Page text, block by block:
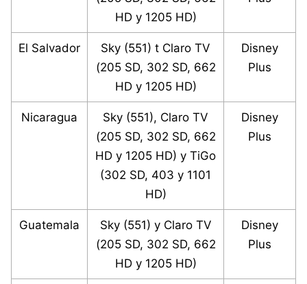
HD y 1205 HD)
El Salvador
Sky (551) t Claro TV
(205 SD, 302 SD, 662
HD y 1205 HD)
Disney
Plus
Nicaragua
Sky (551), Claro TV
(205 SD, 302 SD, 662
HD y 1205 HD) y TiGo
(302 SD, 403 y 1101
HD)
Disney
Plus
Guatemala
Sky (551) y Claro TV
(205 SD, 302 SD, 662
HD y 1205 HD)
Disney
Plus